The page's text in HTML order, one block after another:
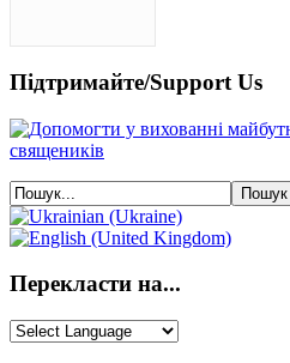
Підтримайте/Support Us
Перекласти на...